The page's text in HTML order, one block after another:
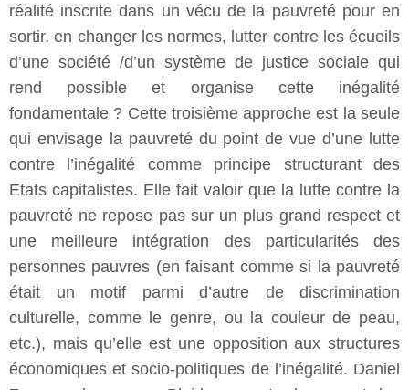
réalité inscrite dans un vécu de la pauvreté pour en
sortir, en changer les normes, lutter contre les écueils
d’une société /d’un système de justice sociale qui
rend possible et organise cette inégalité
fondamentale ? Cette troisième approche est la seule
qui envisage la pauvreté du point de vue d’une lutte
contre l’inégalité comme principe structurant des
Etats capitalistes. Elle fait valoir que la lutte contre la
pauvreté ne repose pas sur un plus grand respect et
une meilleure intégration des particularités des
personnes pauvres (en faisant comme si la pauvreté
était un motif parmi d’autre de discrimination
culturelle, comme le genre, ou la couleur de peau,
etc.), mais qu’elle est une opposition aux structures
économiques et socio-politiques de l’inégalité. Daniel